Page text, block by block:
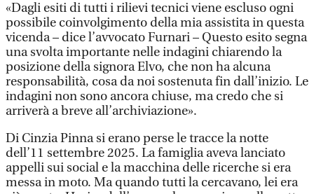
«Dagli esiti di tutti i rilievi tecnici viene escluso ogni
possibile coinvolgimento della mia assistita in questa
vicenda – dice l’avvocato Furnari – Questo esito segna
una svolta importante nelle indagini chiarendo la
posizione della signora Elvo, che non ha alcuna
responsabilità, cosa da noi sostenuta fin dall’inizio. Le
indagini non sono ancora chiuse, ma credo che si
arriverà a breve all’archiviazione».
Di Cinzia Pinna si erano perse le tracce la notte
dell’11 settembre 2025. La famiglia aveva lanciato
appelli sui social e la macchina delle ricerche si era
messa in moto. Ma quando tutti la cercavano, lei era